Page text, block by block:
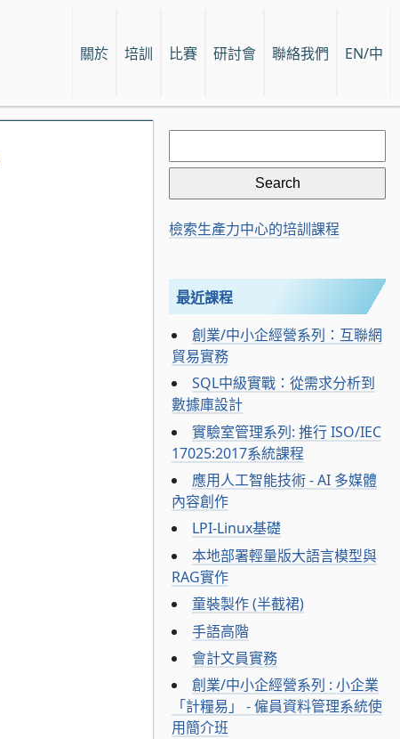
關於 培訓 比賽 研討會 聯絡我們 EN/中
Search
for:
檢索生產力中心的培訓課程
最近課程
創業/中小企經營系列：互聯網
貿易實務
SQL中級實戰：從需求分析到
數據庫設計
實驗室管理系列: 推行 ISO/IEC
17025:2017系統課程
應用人工智能技術 - AI 多媒體
內容創作
LPI-Linux基礎
本地部署輕量版大語言模型與
RAG實作
童裝製作 (半截裙)
手語高階
會計文員實務
創業/中小企經營系列 : 小企業
「計糧易」 - 僱員資料管理系統使
用簡介班